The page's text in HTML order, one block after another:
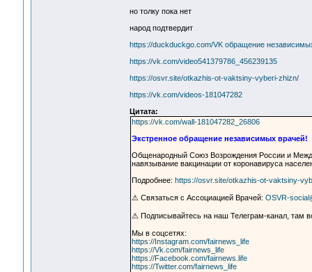
но толку пока нет
народ подтвердит
https://duckduckgo.com/VK обращение
https://vk.com/video541379786_456239135
https://osvr.site/otkazhis-ot-vaktsiny-vyberi-zhizn/
https://vk.com/videos-181047282
Цитата:
https://vk.com/wall-181047282_26806
Экстренное обращение независимых врачей!
Общенародный Союз Возрождения России и
навязывание вакцинации от коронавируса
Подробнее: https://osvr.site/otkazhis-ot-vaktsiny-
⚠ Связаться с Ассоциацией Врачей: OSVR-
⚠ Подписывайтесь на наш Телеграм-канал, там
Мы в соцсетях:
https://Instagram.com/fairnews_life
https://Vk.com/fairnews_life
https://Facebook.com/fairnews.life
https://Twitter.com/fairnews_life